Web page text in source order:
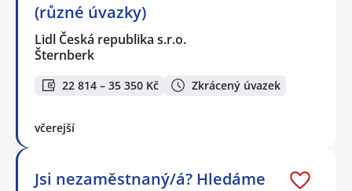
(různé úvazky)
Lidl Česká republika s.r.o.
Šternberk
22 814 – 35 350 Kč Zkrácený úvazek
včerejší
Jsi nezaměstnaný/á? Hledáme